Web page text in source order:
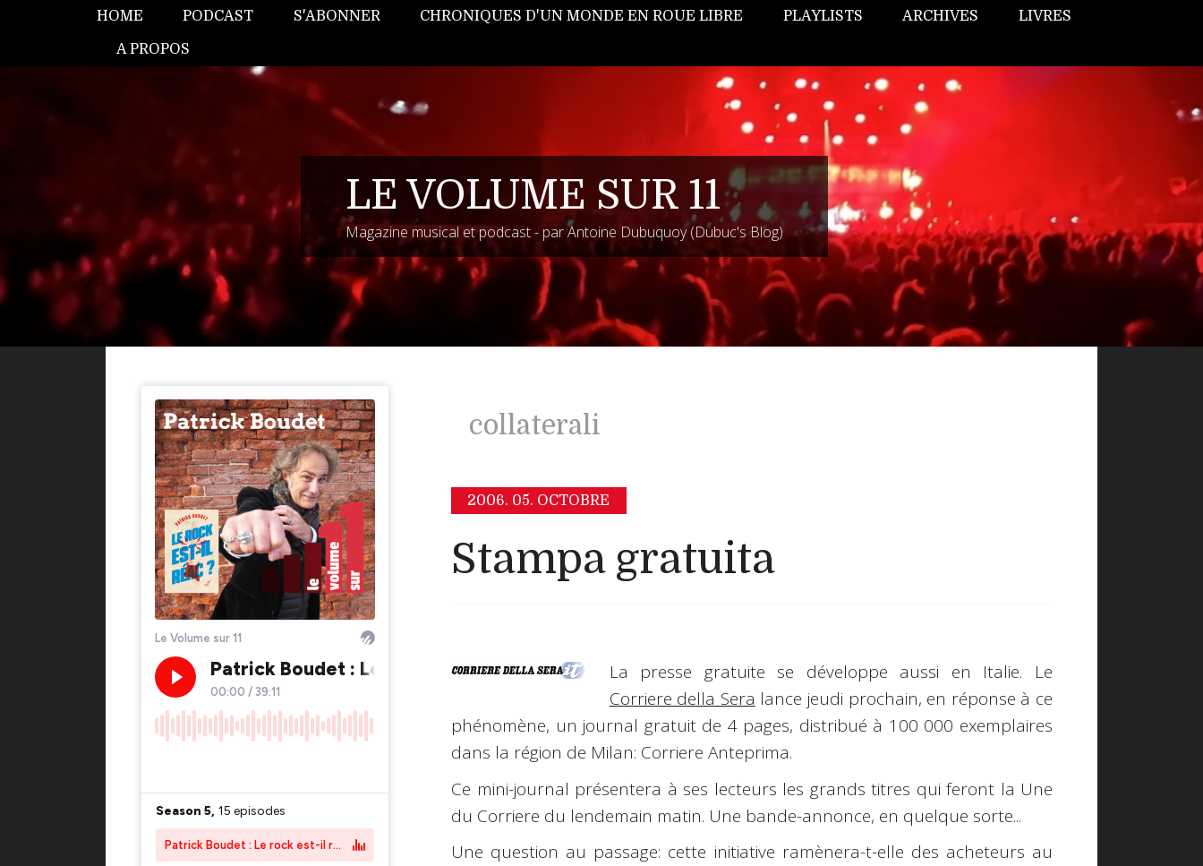
HOME PODCAST S'ABONNER CHRONIQUES D'UN MONDE EN ROUE LIBRE PLAYLISTS ARCHIVES LIVRES
A PROPOS
LE VOLUME SUR 11
Magazine musical et podcast - par Antoine Dubuquoy (Dubuc's Blog)
collaterali
2006. 05. OCTOBRE
Stampa gratuita
La presse gratuite se développe aussi en Italie. Le
Corriere della Sera lance jeudi prochain, en réponse à ce
phénomène, un journal gratuit de 4 pages, distribué à 100 000 exemplaires
dans la région de Milan: Corriere Anteprima.
Ce mini-journal présentera à ses lecteurs les grands titres qui feront la Une
du Corriere du lendemain matin. Une bande-annonce, en quelque sorte...
Une question au passage: cette initiative ramènera-t-elle des acheteurs au